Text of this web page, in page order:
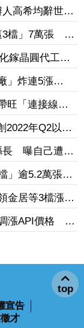
人高希均辭世
3檔」7萬張 砸
鎵晶圓代工
訊開始貢獻營
」炸連5漲
億元
旺「連接線束
元
2022年Q2以來
長 曝自己遭打
鈉」
檔」逾5.2萬張
金居等3檔漲
漲API價格 AI
宣告
才
top